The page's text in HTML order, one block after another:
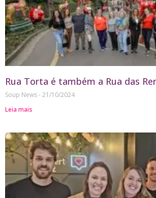
Rua Torta é também a Rua das
Soup News 21/10/2024
Leia mais